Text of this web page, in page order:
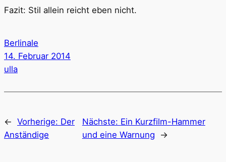
Fazit: Stil allein reicht eben nicht.
Berlinale
14. Februar 2014
ulla
← Vorherige: Der
Anständige
Nächste: Ein Kurzfilm-Hammer
und eine Warnung
→